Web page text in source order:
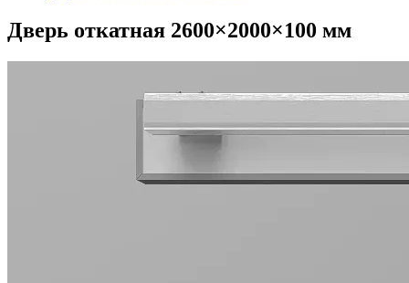
Дверь откатная 2600×2000×100 мм